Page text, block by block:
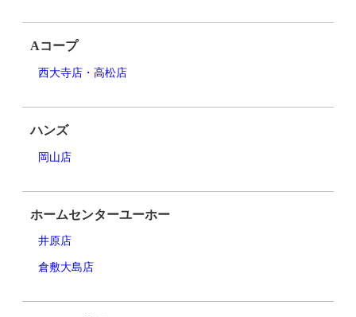
Aコープ
西大寺店・高松店
ハンズ
岡山店
ホームセンターユーホー
井原店
倉敷大島店